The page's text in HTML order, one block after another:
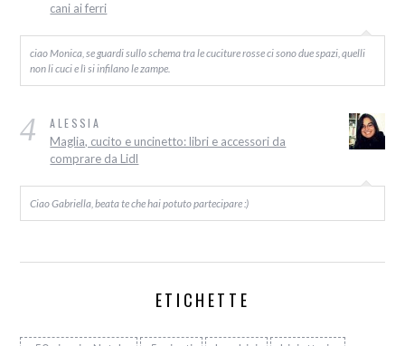
cani ai ferri
ciao Monica, se guardi sullo schema tra le cuciture rosse ci sono due spazi, quelli
non li cuci e lì si infilano le zampe.
4 ALESSIA
Maglia, cucito e uncinetto: libri e accessori da
comprare da Lidl
Ciao Gabriella, beata te che hai potuto partecipare :)
ETICHETTE